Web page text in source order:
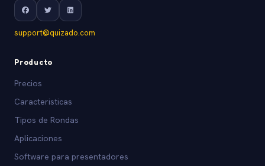
support@quizado.com
Producto
Precios
Caracteristicas
Tipos de Rondas
Aplicaciones
Software para presentadores